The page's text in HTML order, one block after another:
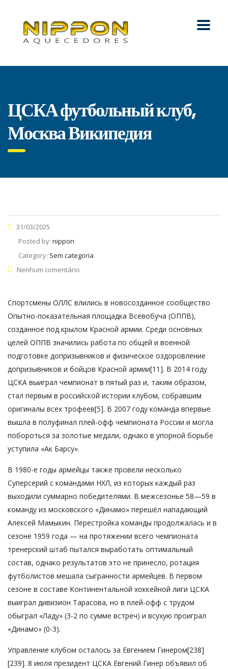
ЦСКА футбольный клуб,
Москва Википедия
31/03/2025
Posted by: nippon
Category: Sem categoria
Nenhum comentário
Спортсмены ОЛЛС влились в новосозданное сообщество
Опытно-показательная площадка Всевобуча (ОППВ),
созданное под крылом Красной армии. Среди основных
целей ОППВ значились работа по общей и военной
подготовке допризывников и физическое оздоровление
допризывников и бойцов Красной армии[11]. В 2014 году
ЦСКА выиграл чемпионат в пятый раз и, таким образом,
стал первым в российской истории клубом, собравшим
оригиналы всех трофеев[5]. В 2007 году команда впервые
вышла в полуфинал плей-офф чемпионата России и могла
побороться за золотые медали, однако в упорной борьбе
уступила «Ак Барсу».
В 1980-е годы армейцы также провели несколько
Суперсерий с командами НХЛ, из которых каждый раз
выходили суммарно победителями. В межсезонье 58—59 в
команду из московского «Динамо» перешёл нападающий
Алексей Мамыкин. Перестройка команды продолжалась и в
сезоне 1959 года — на протяжении всего чемпионата
тренерский штаб пытался выработать оптимальный
состав, однако результатов это не принесло, ротация
футболистов мешала сыгранности армейцев. В первом
сезоне в составе Континентальной хоккейной лиги ЦСКА
выиграл дивизион Тарасова, но в плей-офф с трудом
обыграл «Ладу» (3-2 по сумме встреч) и всухую проиграл
«Динамо» (0-3).
Управление клубом осталось за Евгением Гинером[238]
[239]. 8 июля президент ЦСКА Евгений Гинер объявил об